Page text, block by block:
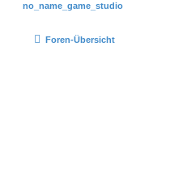
no_name_game_studio
Foren-Übersicht